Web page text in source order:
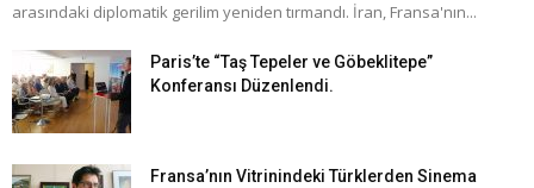
arasındaki diplomatik gerilim yeniden tırmandı. İran, Fransa'nın...
Paris’te “Taş Tepeler ve Göbeklitepe”
Konferansı Düzenlendi.
Fransa’nın Vitrinindeki Türklerden Sinema